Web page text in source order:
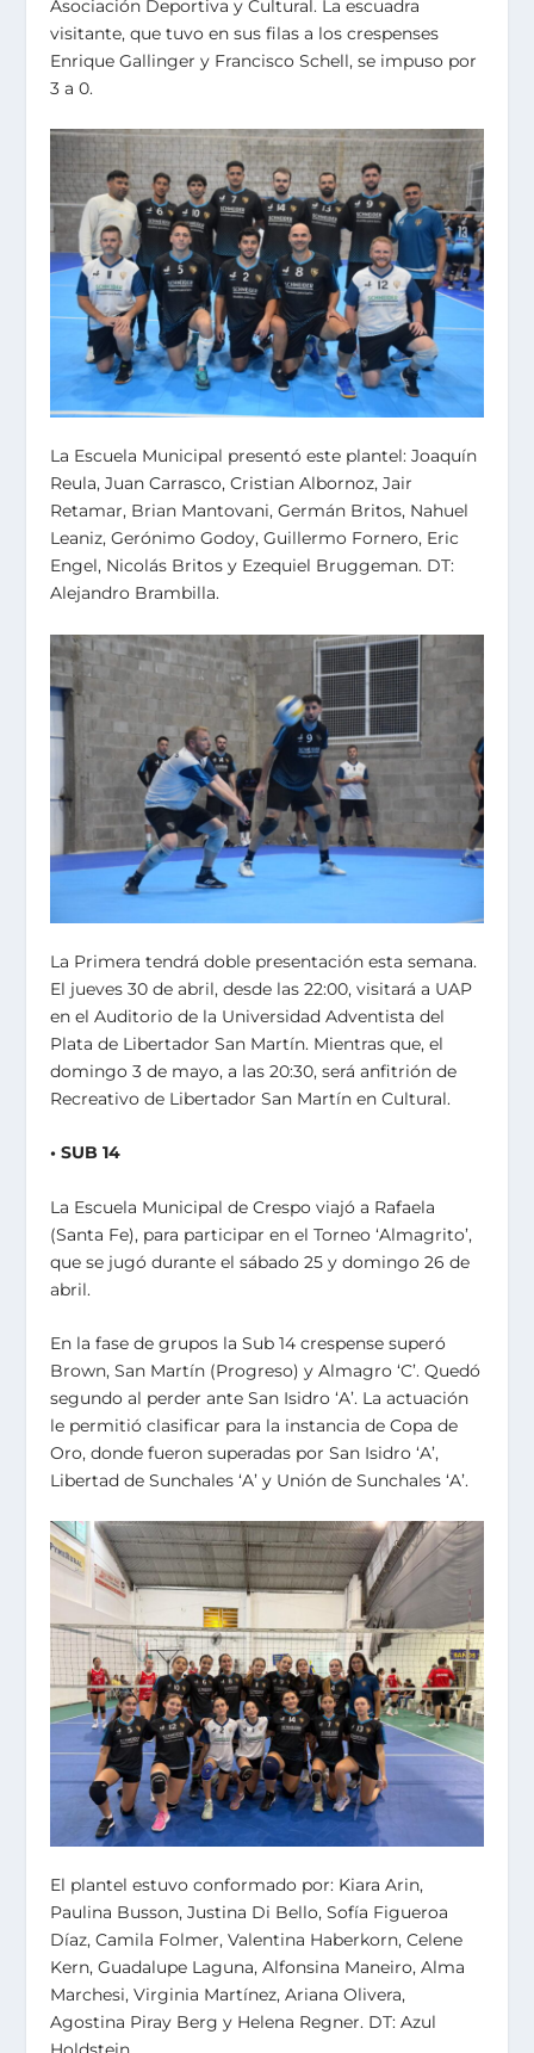
Asociación Deportiva y Cultural. La escuadra
visitante, que tuvo en sus filas a los crespenses
Enrique Gallinger y Francisco Schell, se impuso por
3 a 0.
La Escuela Municipal presentó este plantel: Joaquín
Reula, Juan Carrasco, Cristian Albornoz, Jair
Retamar, Brian Mantovani, Germán Britos, Nahuel
Leaniz, Gerónimo Godoy, Guillermo Fornero, Eric
Engel, Nicolás Britos y Ezequiel Bruggeman. DT:
Alejandro Brambilla.
La Primera tendrá doble presentación esta semana.
El jueves 30 de abril, desde las 22:00, visitará a UAP
en el Auditorio de la Universidad Adventista del
Plata de Libertador San Martín. Mientras que, el
domingo 3 de mayo, a las 20:30, será anfitrión de
Recreativo de Libertador San Martín en Cultural.
• SUB 14
La Escuela Municipal de Crespo viajó a Rafaela
(Santa Fe), para participar en el Torneo ‘Almagrito’,
que se jugó durante el sábado 25 y domingo 26 de
abril.
En la fase de grupos la Sub 14 crespense superó
Brown, San Martín (Progreso) y Almagro ‘C’. Quedó
segundo al perder ante San Isidro ‘A’. La actuación
le permitió clasificar para la instancia de Copa de
Oro, donde fueron superadas por San Isidro ‘A’,
Libertad de Sunchales ‘A’ y Unión de Sunchales ‘A’.
El plantel estuvo conformado por: Kiara Arin,
Paulina Busson, Justina Di Bello, Sofía Figueroa
Díaz, Camila Folmer, Valentina Haberkorn, Celene
Kern, Guadalupe Laguna, Alfonsina Maneiro, Alma
Marchesi, Virginia Martínez, Ariana Olivera,
Agostina Piray Berg y Helena Regner. DT: Azul